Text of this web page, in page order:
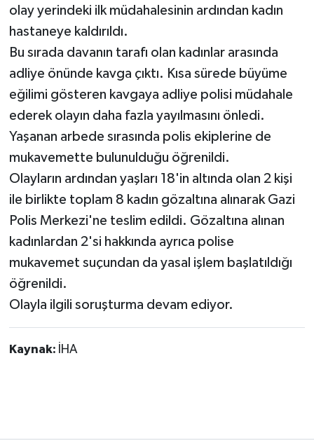
olay yerindeki ilk müdahalesinin ardından kadın
hastaneye kaldırıldı.
Bu sırada davanın tarafı olan kadınlar arasında
adliye önünde kavga çıktı. Kısa sürede büyüme
eğilimi gösteren kavgaya adliye polisi müdahale
ederek olayın daha fazla yayılmasını önledi.
Yaşanan arbede sırasında polis ekiplerine de
mukavemette bulunulduğu öğrenildi.
Olayların ardından yaşları 18'in altında olan 2 kişi
ile birlikte toplam 8 kadın gözaltına alınarak Gazi
Polis Merkezi'ne teslim edildi. Gözaltına alınan
kadınlardan 2'si hakkında ayrıca polise
mukavemet suçundan da yasal işlem başlatıldığı
öğrenildi.
Olayla ilgili soruşturma devam ediyor.
Kaynak: İHA